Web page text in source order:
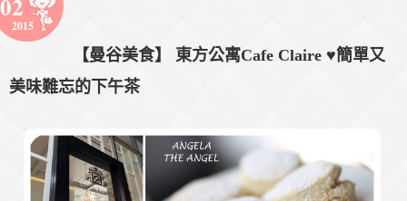
02
2015
【曼谷美食】 東方公寓Cafe Claire ♥簡單又
美味難忘的下午茶